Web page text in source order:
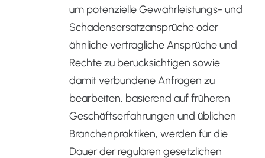
um potenzielle Gewährleistungs- und
Schadensersatzansprüche oder
ähnliche vertragliche Ansprüche und
Rechte zu berücksichtigen sowie
damit verbundene Anfragen zu
bearbeiten, basierend auf früheren
Geschäftserfahrungen und üblichen
Branchenpraktiken, werden für die
Dauer der regulären gesetzlichen